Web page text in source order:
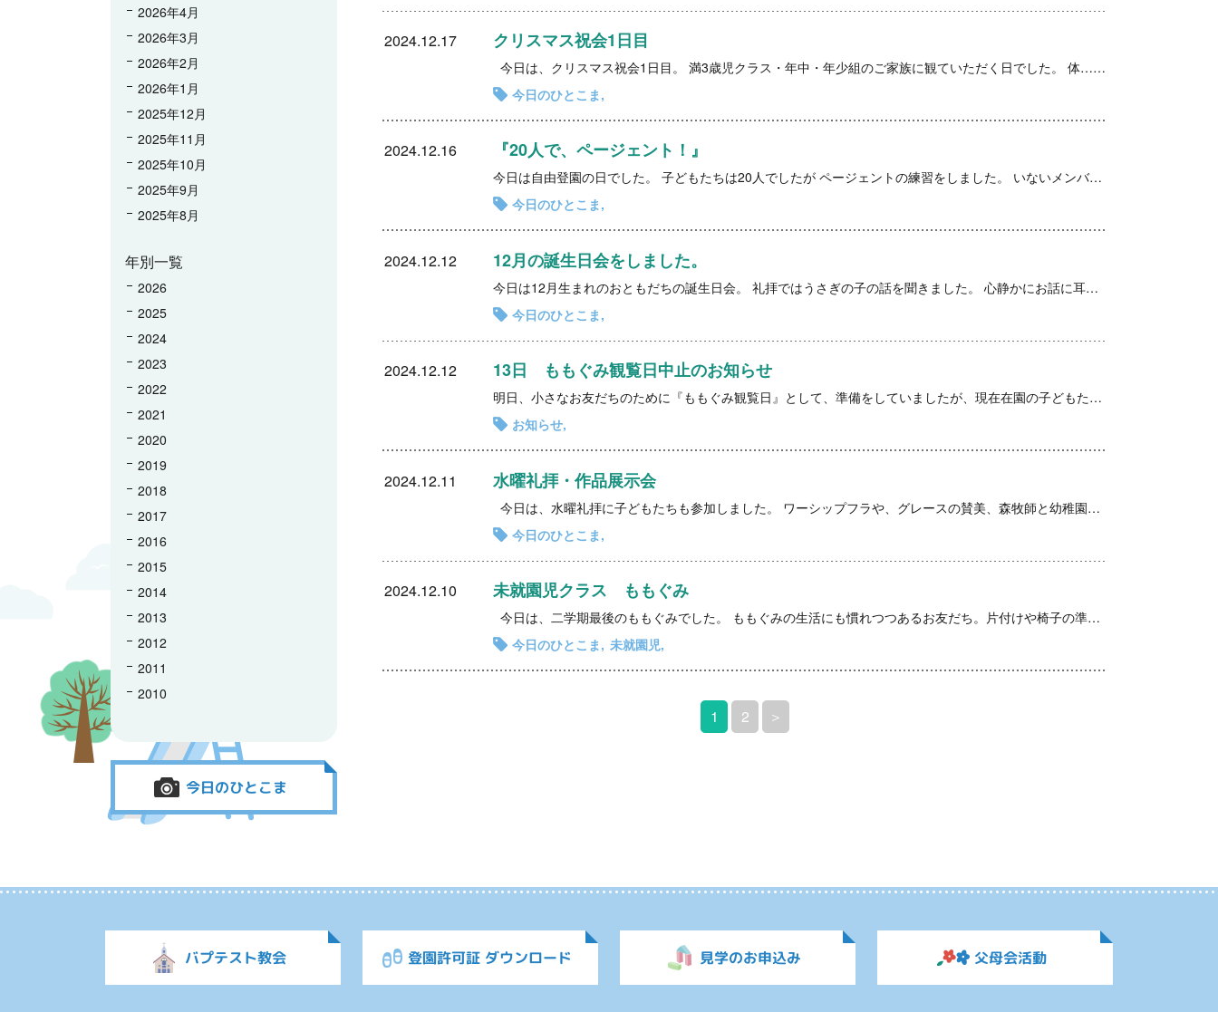
2024.12.17 クリスマス祝会1日目
今日は、クリスマス祝会1日目。 満3歳児クラス・年中・年少組のご家族に観ていただく日でした。 体……
今日のひとこま
2024.12.16 『20人で、ページェント！』
今日は自由登園の日でした。 子どもたちは20人でしたが ページェントの練習をしました。 いないメンバーのところ……
今日のひとこま
2024.12.12 12月の誕生日会をしました。
今日は12月生まれのおともだちの誕生日会。 礼拝ではうさぎの子の話を聞きました。 心静かにお話に耳を傾けて、色……
今日のひとこま
2024.12.12 13日 ももぐみ観覧日中止のお知らせ
明日、小さなお友だちのために『ももぐみ観覧日』として、準備をしていましたが、現在在園の子どもたちの体調が整わず……
お知らせ
2024.12.11 水曜礼拝・作品展示会
今日は、水曜礼拝に子どもたちも参加しました。 ワーシップフラや、グレースの賛美、森牧師と幼稚園の……
今日のひとこま
2024.12.10 未就園児クラス ももぐみ
今日は、二学期最後のももぐみでした。 ももぐみの生活にも慣れつつあるお友だち。片付けや椅子の準備……
今日のひとこま
未就園児
1 2 ＞
2026年4月
2026年3月
2026年2月
2026年1月
2025年12月
2025年11月
2025年10月
2025年9月
2025年8月
年別一覧
2026
2025
2024
2023
2022
2021
2020
2019
2018
2017
2016
2015
2014
2013
2012
2011
2010
今日のひとこま
バプテスト教会 登園許可証 ダウンロード 見学のお申込み 父母会活動